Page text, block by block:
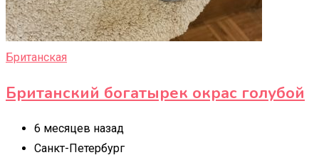
Британская
Британский богатырек окрас голубой
6 месяцев назад
Санкт-Петербург